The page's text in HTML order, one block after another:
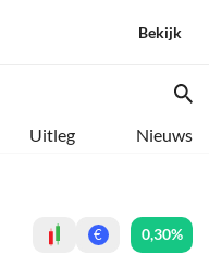
Bekijk
Uitleg Nieuws
€ 0,30%